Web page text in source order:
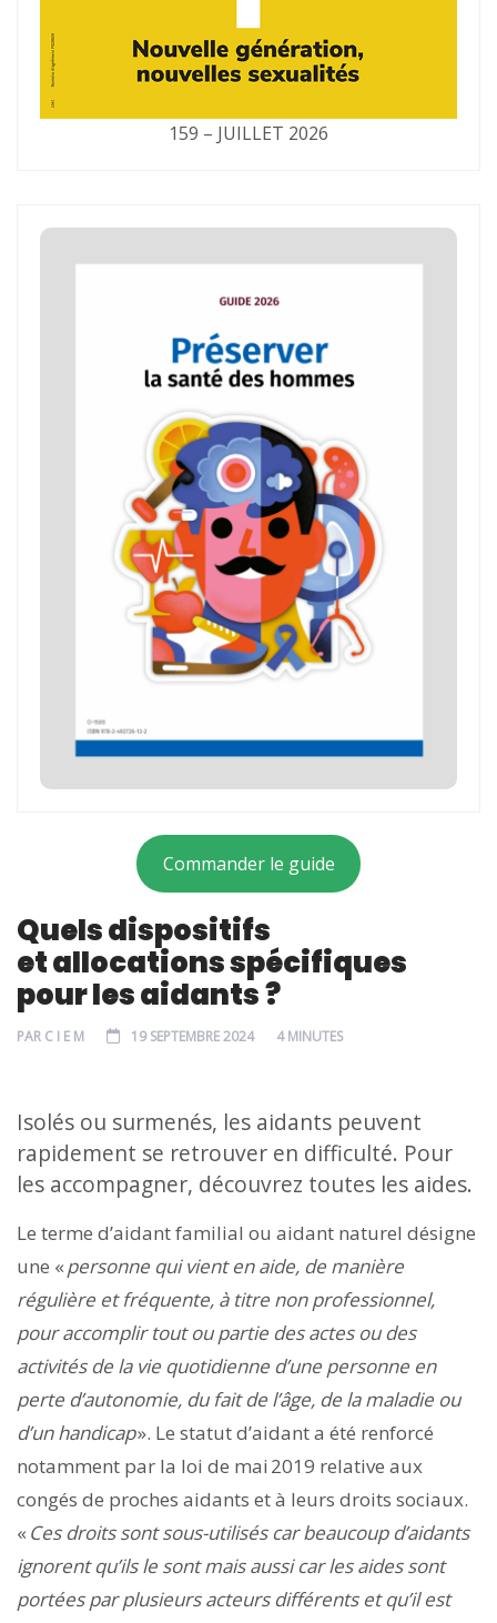
159 – JUILLET 2026
Commander le guide
Quels dispositifs
et allocations spécifiques
pour les aidants ?
PAR C I E M 19 SEPTEMBRE 2024 4 MINUTES
Isolés ou surmenés, les aidants peuvent
rapidement se retrouver en difficulté. Pour
les accompagner, découvrez toutes les aides.
Le terme d’aidant familial ou aidant naturel désigne
une «personne qui vient en aide, de manière
régulière et fréquente, à titre non professionnel,
pour accomplir tout ou partie des actes ou des
activités de la vie quotidienne d’une personne en
perte d’autonomie, du fait de l’âge, de la maladie ou
d’un handicap». Le statut d’aidant a été renforcé
notamment par la loi de mai 2019 relative aux
congés de proches aidants et à leurs droits sociaux.
« Ces droits sont sous-utilisés car beaucoup d’aidants
ignorent qu’ils le sont mais aussi car les aides sont
portées par plusieurs acteurs différents et qu’il est